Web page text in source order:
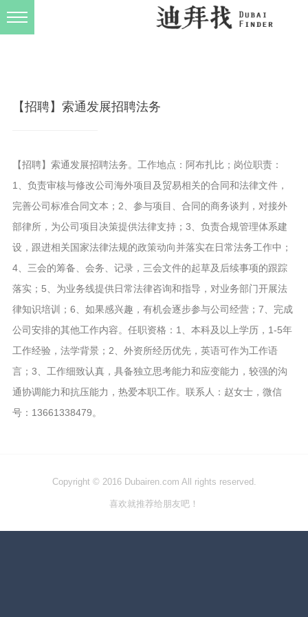
【招聘】索通发展招聘法务
【招聘】索通发展招聘法务。工作地点：阿布扎比；岗位职责：
1、负责审核与修改公司海外项目及贸易相关的合同和法律文件，
完善公司标准合同文本；2、参与项目、合同的商务谈判，对接外
部律所，为公司项目决策提供法律支持；3、负责合规管理体系建
设，跟进相关国家法律法规的政策动向并落实在日常法务工作中；
4、三会的筹备、会务、记录，三会文件的起草及后续事项的跟踪
落实；5、为业务线提供日常法律咨询和指导，对业务部门开展法
律知识培训；6、如果感兴趣，有机会逐步参与公司经营；7、完成
公司安排的其他工作内容。任职资格：1、本科及以上学历，1-5年
工作经验，法学背景；2、外资所经历优先，英语可作为工作语
言；3、工作细致认真，具备独立思考能力和应变能力，较强的沟
通协调能力和抗压能力，热爱本职工作。联系人：赵女士，微信
号：13661338479。
Copyright © 2016 Dubairen.com All rights reserved.
喜欢就推荐给朋友吧！